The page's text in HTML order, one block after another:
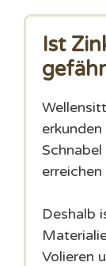
Ist
erreichen
Deshalb
Volieren